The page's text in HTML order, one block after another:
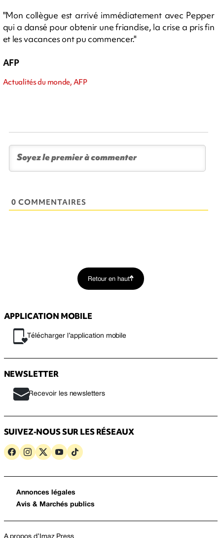
"Mon collègue est arrivé immédiatement avec Pepper
qui a dansé pour obtenir une friandise, la crise a pris fin
et les vacances ont pu commencer."
AFP
Actualités du monde, AFP
0 COMMENTAIRES
Retour en haut
APPLICATION MOBILE
Télécharger l’application mobile
NEWSLETTER
Recevoir les newsletters
SUIVEZ-NOUS SUR LES RÉSEAUX
Annonces légales
Avis & Marchés publics